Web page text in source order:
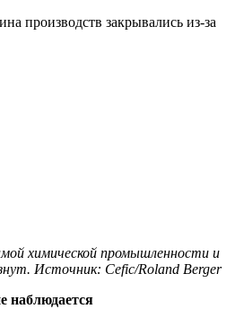
производств закрывались из-за
химической промышленности и
Источник: Cefic/Roland Berger
наблюдается